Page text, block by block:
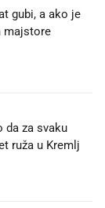
gubi, a ako je
majstore
da za svaku
ruža u Kremlj